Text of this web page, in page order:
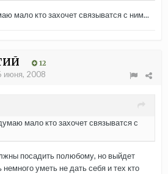
мало кто захочет связыватся с ним...
12
июня, 2008
мало кто захочет связыватся с
посадить полюбому, но выйдет
уметь не дать себя и тех кто